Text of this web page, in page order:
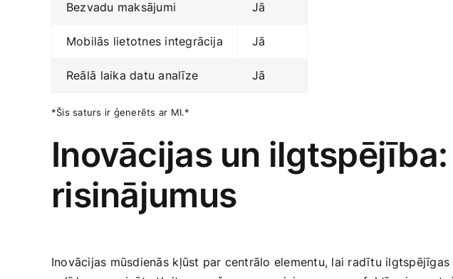
Bezvadu maksājumi Jā
Mobilās lietotnes integrācija Jā
Reālā ⁤laika datu analīze Jā
*Šis saturs ir ģenerēts⁢ ar ​MI.*
Inovācijas un
‍risinājumus
Inovācijas mūsdienās ⁢kļūst par centrālo elementu,⁤ lai radītu